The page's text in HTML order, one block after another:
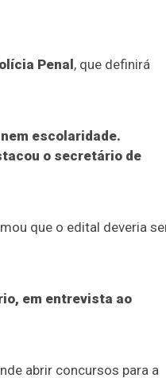
Penal , que definirá
escolaridade.
o secretário de
que o edital deveria
em entrevista ao
abrir concursos para a